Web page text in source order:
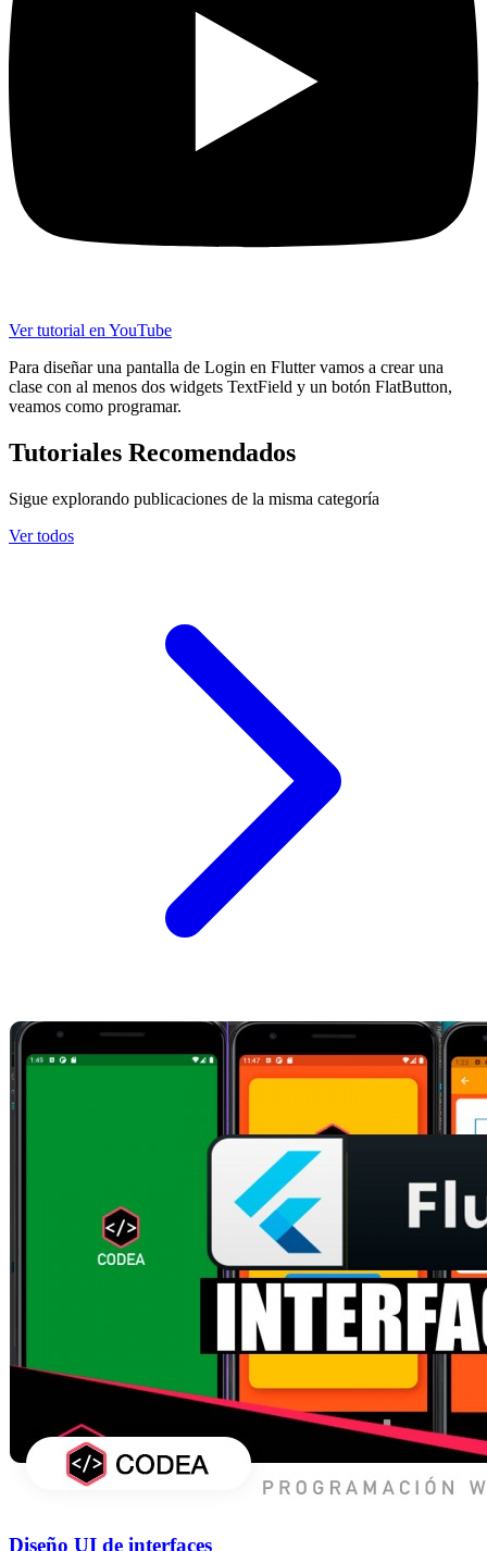
Ver tutorial en YouTube
Para diseñar una pantalla de Login en Flutter vamos a crear una
clase con al menos dos widgets TextField y un botón FlatButton,
veamos como programar.
Tutoriales Recomendados
Sigue explorando publicaciones de la misma categoría
Ver todos
Diseño UI de interfaces